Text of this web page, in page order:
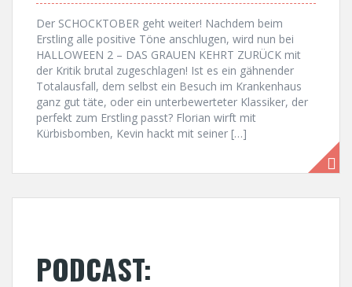
Der SCHOCKTOBER geht weiter! Nachdem beim
Erstling alle positive Töne anschlugen, wird nun bei
HALLOWEEN 2 – DAS GRAUEN KEHRT ZURÜCK mit
der Kritik brutal zugeschlagen! Ist es ein gähnender
Totalausfall, dem selbst ein Besuch im Krankenhaus
ganz gut täte, oder ein unterbewerteter Klassiker, der
perfekt zum Erstling passt? Florian wirft mit
Kürbisbomben, Kevin hackt mit seiner […]
PODCAST: